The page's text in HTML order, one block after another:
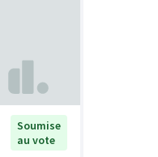
Soumise
au vote